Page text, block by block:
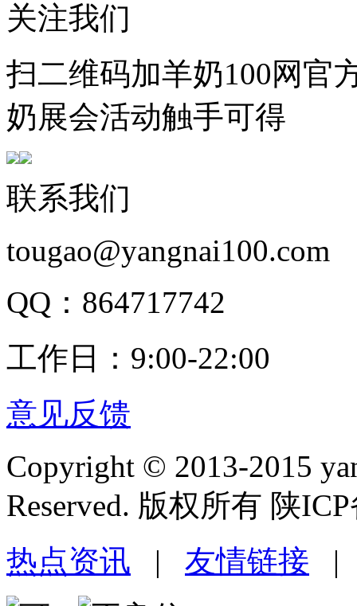
关注我们
扫二维码加羊奶100网官
奶展会活动触手可得
联系我们
tougao@yangnai100.com
QQ：864717742
工作日：9:00-22:00
意见反馈
Copyright © 2013-2015
Reserved. 版权所有 陕
热点资讯 | 友情链接